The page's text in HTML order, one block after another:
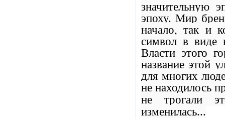
значительную
эпоху. Мир
начало, так и
символ в виде
Власти этого
название этой
для многих
не находилось
не трогали
изменилась...